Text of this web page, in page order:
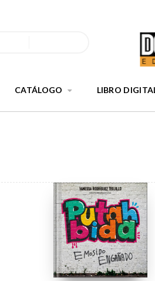
CATÁLOGO LIBRO